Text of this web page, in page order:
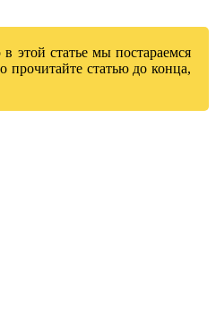
этой статье мы постараемся
статью до конца,